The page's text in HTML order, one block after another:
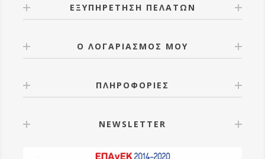
ΕΞΥΠΗΡΕΤΗΣΗ ΠΕΛΑΤΩΝ
Ο ΛΟΓΑΡΙΑΣΜΟΣ ΜΟΥ
ΠΛΗΡΟΦΟΡΙΕΣ
NEWSLETTER